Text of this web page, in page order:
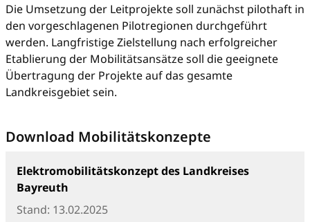
Die Umsetzung der Leitprojekte soll zunächst pilothaft in
den vorgeschlagenen Pilotregionen durchgeführt
werden. Langfristige Zielstellung nach erfolgreicher
Etablierung der Mobilitätsansätze soll die geeignete
Übertragung der Projekte auf das gesamte
Landkreisgebiet sein.
Download Mobilitätskonzepte
Elektromobilitätskonzept des Landkreises
Bayreuth
Stand: 13.02.2025